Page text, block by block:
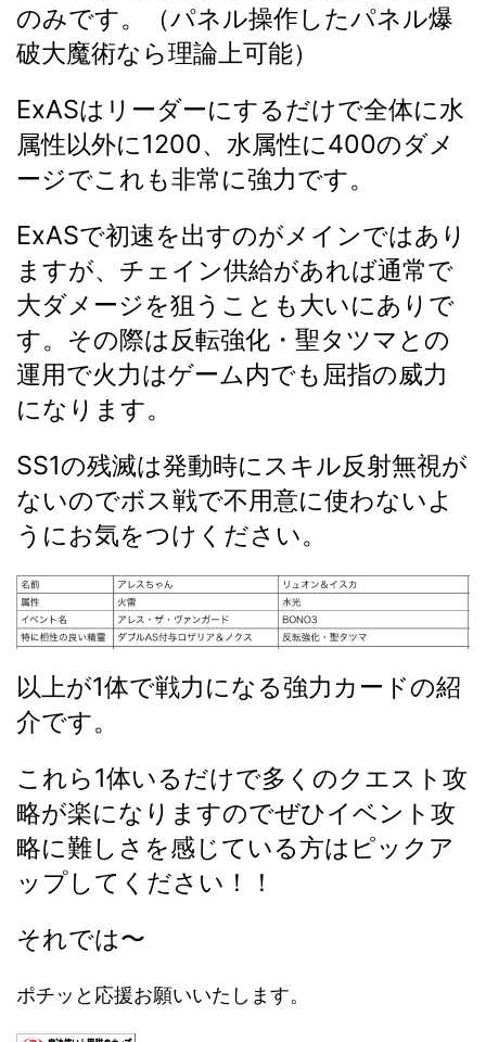
のみです。（パネル操作したパネル爆
破大魔術なら理論上可能）
ExASはリーダーにするだけで全体に水
属性以外に1200、水属性に400のダメ
ージでこれも非常に強力です。
ExASで初速を出すのがメインではあり
ますが、チェイン供給があれば通常で
大ダメージを狙うことも大いにありで
す。その際は反転強化・聖タツマとの
運用で火力はゲーム内でも屈指の威力
になります。
SS1の残滅は発動時にスキル反射無視が
ないのでボス戦で不用意に使わないよ
うにお気をつけください。
以上が1体で戦力になる強力カードの紹
介です。
これら1体いるだけで多くのクエスト攻
略が楽になりますのでぜひイベント攻
略に難しさを感じている方はピックア
ップしてください！！
それでは〜
ポチッと応援お願いいたします。